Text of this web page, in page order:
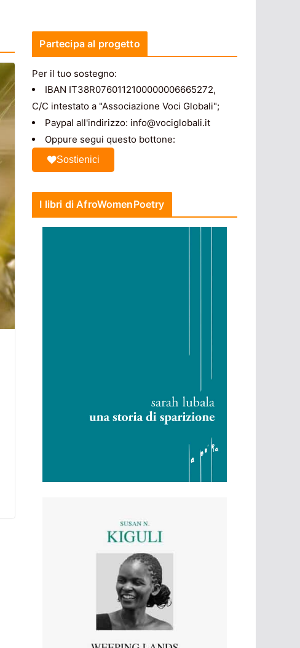
Partecipa al progetto
Per il tuo sostegno:
IBAN IT38R0760112100000006665272,
C/C intestato a "Associazione Voci Globali";
Paypal all'indirizzo: info@vociglobali.it
Oppure segui questo bottone:
Sostienici
I libri di AfroWomenPoetry